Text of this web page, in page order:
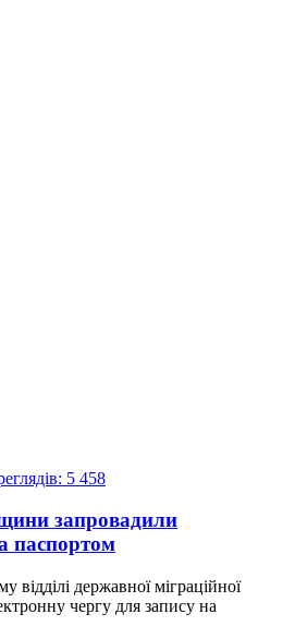
5 458
запровадили
паспортом
державної міграційної
чергу для запису на